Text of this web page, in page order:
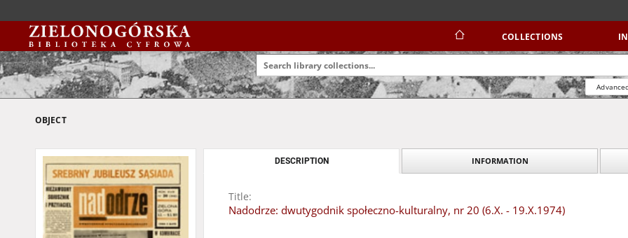
COLLECTIONS
OBJECT
DESCRIPTION INFORMATION
Title:
Nadodrze: dwutygodnik społeczno-kulturalny, nr 20 (6.X. - 19.X.1974)